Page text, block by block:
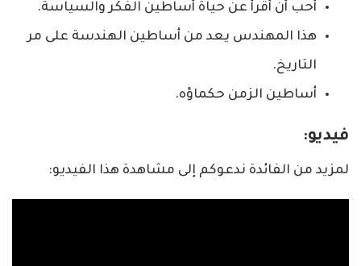
أحب أن أقرأ عن حياة أساطين الفكر والسياسة.
هذا المهندس يعد من أساطين الهندسة على مر
التاريخ.
أساطين الزمن حكماؤه.
فيديو:
لمزيد من الفائدة ندعوكم إلى مشاهدة هذا الفيديو: